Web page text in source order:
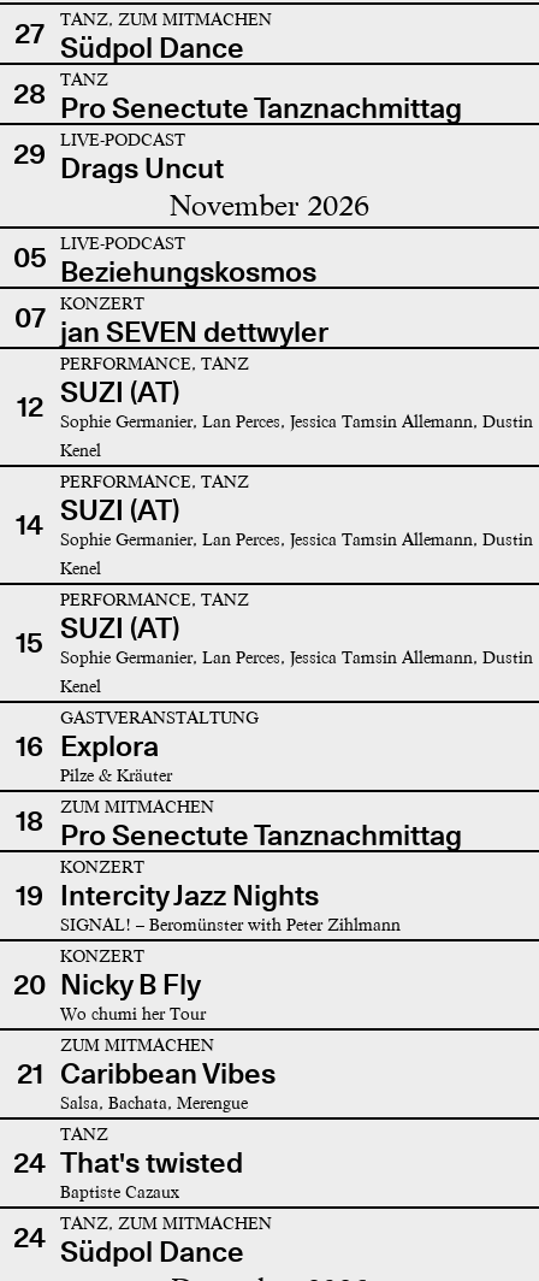
27 TANZ, ZUM MITMACHEN
Südpol Dance
28
TANZ
Pro Senectute Tanznachmittag
29
LIVE-PODCAST
Drags Uncut
November 2026
05 LIVE-PODCAST
Beziehungskosmos
07
KONZERT
jan SEVEN dettwyler
12
PERFORMANCE, TANZ
SUZI (AT)
Sophie Germanier, Lan Perces, Jessica Tamsin Allemann, Dustin
Kenel
14
PERFORMANCE, TANZ
SUZI (AT)
Sophie Germanier, Lan Perces, Jessica Tamsin Allemann, Dustin
Kenel
15
PERFORMANCE, TANZ
SUZI (AT)
Sophie Germanier, Lan Perces, Jessica Tamsin Allemann, Dustin
Kenel
16
GASTVERANSTALTUNG
Explora
Pilze & Kräuter
18 ZUM MITMACHEN
Pro Senectute Tanznachmittag
19
KONZERT
Intercity Jazz Nights
SIGNAL! – Beromünster with Peter Zihlmann
20
KONZERT
Nicky B Fly
Wo chumi her Tour
21
ZUM MITMACHEN
Caribbean Vibes
Salsa, Bachata, Merengue
24
TANZ
That's twisted
Baptiste Cazaux
24 TANZ, ZUM MITMACHEN
Südpol Dance